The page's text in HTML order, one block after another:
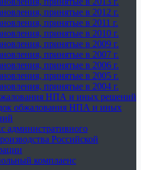
принятые в 2012 г.
принятые в 2011 г.
принятые в 2010 г.
принятые в 2009 г.
принятые в 2007 г.
принятые в 2006 г.
принятые в 2005 г.
принятые в 2004 г.
НПА и иных решений
обжалования НПА и иных
административного
Российской
комплаенс